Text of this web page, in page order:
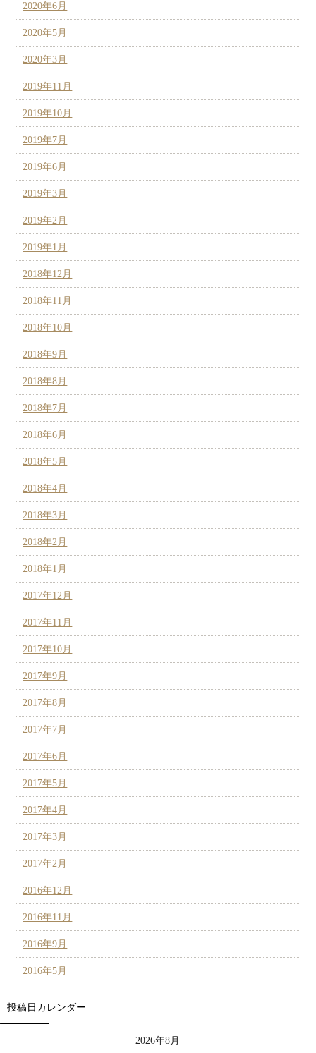
2020年6月
2020年5月
2020年3月
2019年11月
2019年10月
2019年7月
2019年6月
2019年3月
2019年2月
2019年1月
2018年12月
2018年11月
2018年10月
2018年9月
2018年8月
2018年7月
2018年6月
2018年5月
2018年4月
2018年3月
2018年2月
2018年1月
2017年12月
2017年11月
2017年10月
2017年9月
2017年8月
2017年7月
2017年6月
2017年5月
2017年4月
2017年3月
2017年2月
2016年12月
2016年11月
2016年9月
2016年5月
投稿日カレンダー
2026年8月